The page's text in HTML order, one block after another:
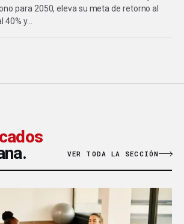
para 2050, eleva su meta de retorno al
40% y…
VER TODA LA SECCIÓN